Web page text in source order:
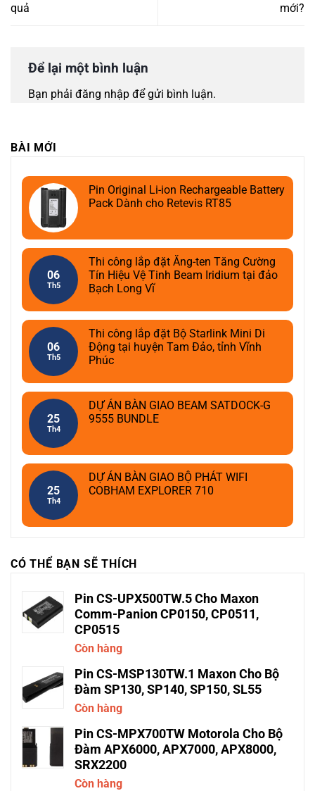
quả
mới?
Để lại một bình luận
Bạn phải đăng nhập để gửi bình luận.
BÀI MỚI
Pin Original Li-ion Rechargeable Battery
Pack Dành cho Retevis RT85
06
Th5
Thi công lắp đặt Ăng-ten Tăng Cường
Tín Hiệu Vệ Tinh Beam Iridium tại đảo
Bạch Long Vĩ
06
Th5
Thi công lắp đặt Bộ Starlink Mini Di
Động tại huyện Tam Đảo, tỉnh Vĩnh
Phúc
25
Th4
DỰ ÁN BÀN GIAO BEAM SATDOCK-G
9555 BUNDLE
25
Th4
DỰ ÁN BÀN GIAO BỘ PHÁT WIFI
COBHAM EXPLORER 710
CÓ THỂ BẠN SẼ THÍCH
Pin CS-UPX500TW.5 Cho Maxon
Comm-Panion CP0150, CP0511,
CP0515
Còn hàng
Pin CS-MSP130TW.1 Maxon Cho Bộ
Đàm SP130, SP140, SP150, SL55
Còn hàng
Pin CS-MPX700TW Motorola Cho Bộ
Đàm APX6000, APX7000, APX8000,
SRX2200
Còn hàng